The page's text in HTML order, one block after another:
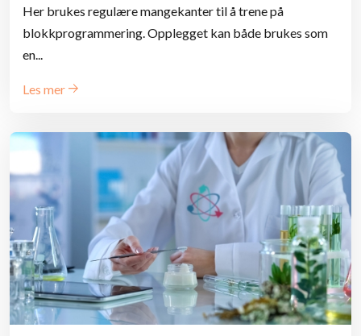
Her brukes regulære mangekanter til å trene på
blokkprogrammering. Opplegget kan både brukes som
en...
Les mer